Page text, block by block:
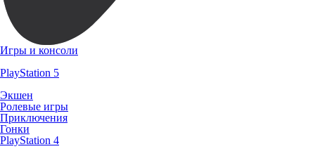
Игры и консоли
PlayStation 5
Экшен
Ролевые игры
Приключения
Гонки
PlayStation 4